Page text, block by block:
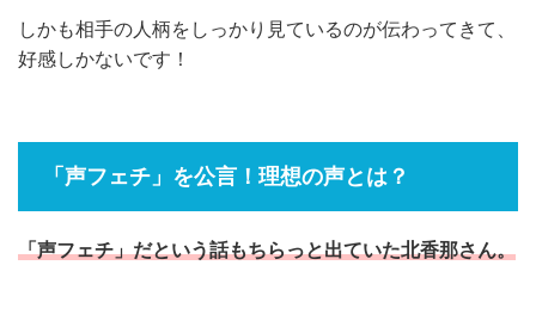
しかも相手の人柄をしっかり見ているのが伝わってきて、
好感しかないです！
「声フェチ」を公言！理想の声とは？
「声フェチ」だという話もちらっと出ていた北香那さん。